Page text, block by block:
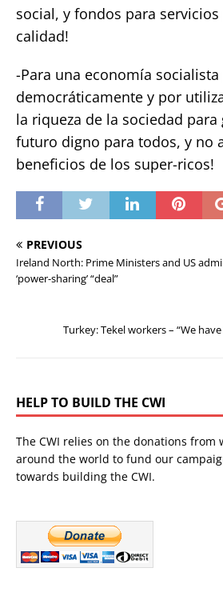
social, y fondos para
calidad!
-Para una economía
democráticamente y por
la riqueza de la sociedad para
futuro digno para todos, y no
beneficios de los super-ricos!
PREVIOUS
Ireland North: Prime Ministers and US
‘power-sharing’ “deal”
Turkey: Tekel workers – “We
HELP TO BUILD THE CWI
The CWI relies on the donations from
around the world to fund our
towards building the CWI.